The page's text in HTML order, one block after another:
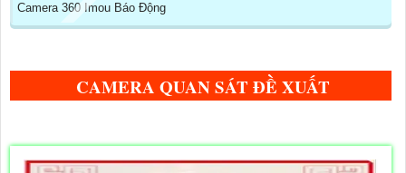
Camera 360 Imou Báo Động
CAMERA QUAN SÁT ĐỀ XUẤT